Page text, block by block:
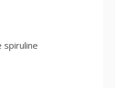
spiruline